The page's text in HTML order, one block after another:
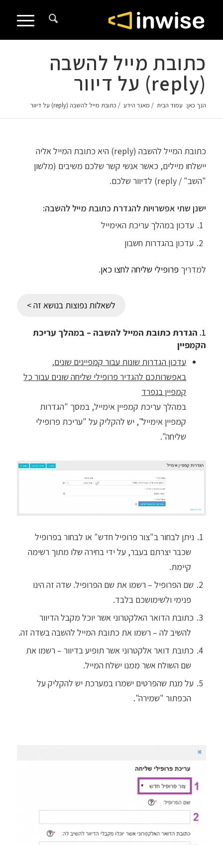
כתובת מייל להשבה
(reply) על דיוור
הנך כאן: עמוד הבית / מאגר הידע / כתובת מייל להשבה (reply) על דיוור
כתובת המייל להשבה (reply) היא כתובת המייל אליה
יישלחו מיילים, כאשר אנשי קשר שלכם משיבים (מלשון
"השב" / reply) לדיוור שלכם.
ישנן שתי אפשרויות להגדרת כתובת מייל להשבה:
עדכון במהלך עריכת האימייל
עדכון בהגדרות חשבון
למדריך פרופילי שליחה לחצו כאן.
לשאלות נפוצות בנושא זה >
1. הגדרת כתובת המייל להשבה – במהלך עריכת
הקמפיין
עדכון הגדרות שונות עבור קמפיינים שונים,
באפשרותכם להגדיר פרופילי שליחה שונים עבור כל
קמפיין בנפרד
במהלך עריכת קמפיין אימייל, במסך "הגדרות
קמפיין אימייל", יש להקליק על "עריכת פרופילי
שליחה".
ניתן לבחור ב"צור פרופיל חדש" או לבחור בפרופיל
שכבר יצרתם בעבר, על ידי בחירה שלו מתוך רשימה
קיימת.
שם הפרופיל – רשמו את שם הפרופיל. שדה זה הינו
פנימי ולשימושכם בלבד.
כתובת הדואר האלקטרוני אשר יוכל מקבל הדיוור
להשיב לה – רשמו את כתובת המייל להשבה בשדה זה.
כתובת דואר אלקטרוני אשר תופיע בדיוור – רשמו את
שם השולח אשר ממנו ישלח המייל.
על מנת שהפרטים ישמרו במערכת יש להקליק על
הכפתור "שמירה".